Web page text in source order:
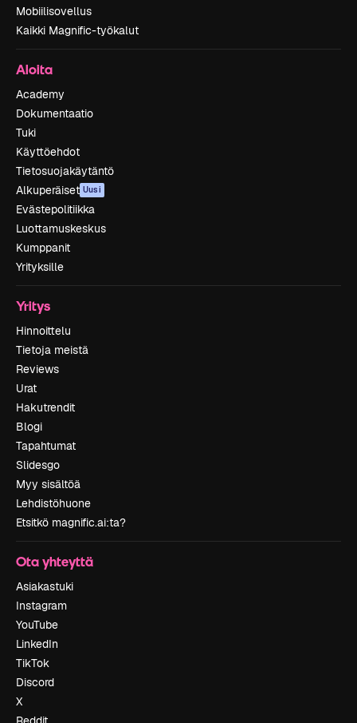
Mobiilisovellus
Kaikki Magnific-työkalut
Aloita
Academy
Dokumentaatio
Tuki
Käyttöehdot
Tietosuojakäytäntö
Alkuperäiset Uusi
Evästepolitiikka
Luottamuskeskus
Kumppanit
Yrityksille
Yritys
Hinnoittelu
Tietoja meistä
Reviews
Urat
Hakutrendit
Blogi
Tapahtumat
Slidesgo
Myy sisältöä
Lehdistöhuone
Etsitkö magnific.ai:ta?
Ota yhteyttä
Asiakastuki
Instagram
YouTube
LinkedIn
TikTok
Discord
X